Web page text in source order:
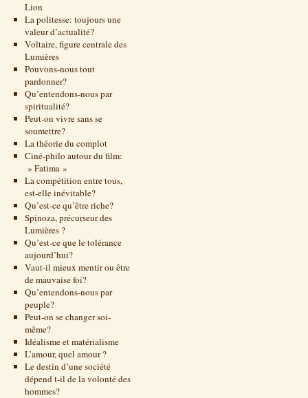
Lion
La politesse: toujours une
valeur d’actualité?
Voltaire, figure centrale des
Lumières
Pouvons-nous tout
pardonner?
Qu’entendons-nous par
spiritualité?
Peut-on vivre sans se
soumettre?
La théorie du complot
Ciné-philo autour du film:
» Fatima »
La compétition entre tous,
est-elle inévitable?
Qu’est-ce qu’être riche?
Spinoza, précurseur des
Lumières ?
Qu’est-ce que le tolérance
aujourd’hui?
Vaut-il mieux mentir ou être
de mauvaise foi?
Qu’entendons-nous par
peuple?
Peut-on se changer soi-
même?
Idéalisme et matérialisme
L’amour, quel amour ?
Le destin d’une société
dépend t-il de la volonté des
hommes?